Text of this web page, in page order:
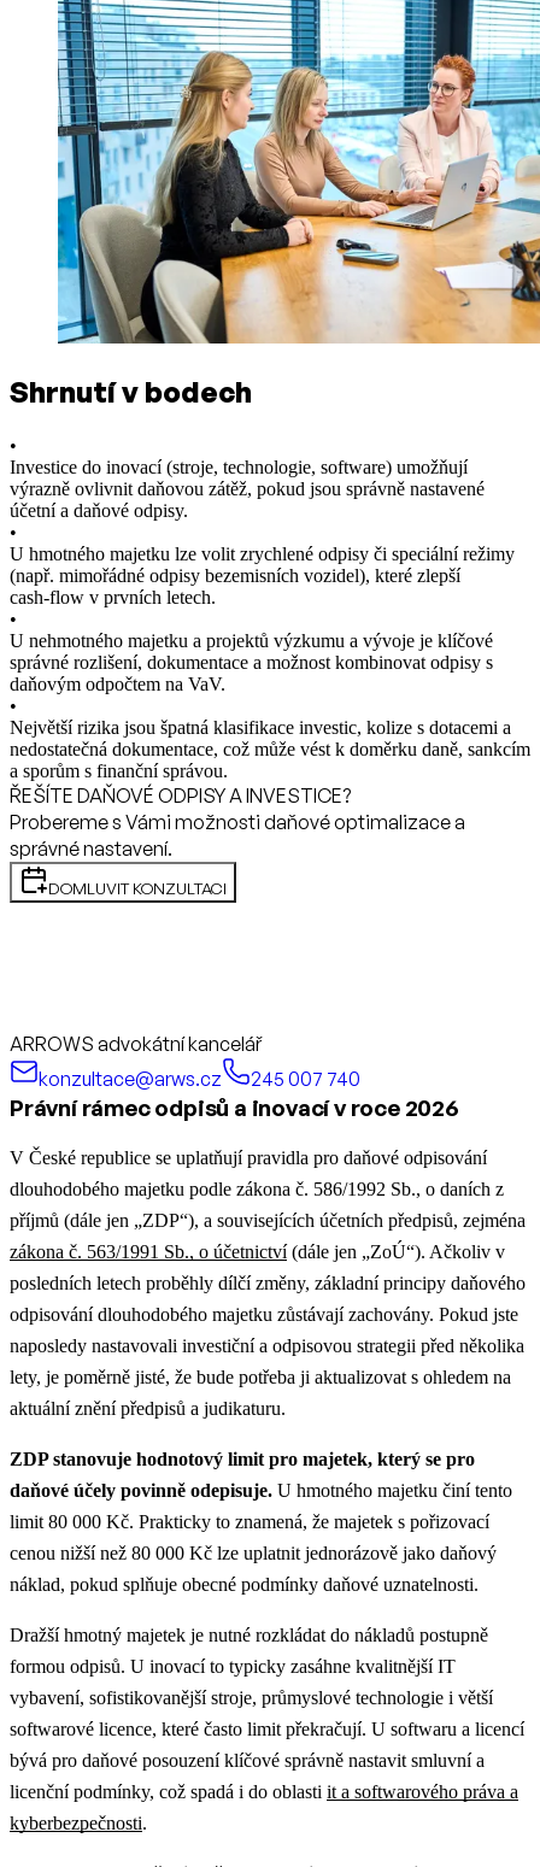
Shrnutí v bodech
•
Investice do inovací (stroje, technologie, software) umožňují
výrazně ovlivnit daňovou zátěž, pokud jsou správně nastavené
účetní a daňové odpisy.
•
U hmotného majetku lze volit zrychlené odpisy či speciální režimy
(např. mimořádné odpisy bezemisních vozidel), které zlepší
cash‑flow v prvních letech.
•
U nehmotného majetku a projektů výzkumu a vývoje je klíčové
správné rozlišení, dokumentace a možnost kombinovat odpisy s
daňovým odpočtem na VaV.
•
Největší rizika jsou špatná klasifikace investic, kolize s dotacemi a
nedostatečná dokumentace, což může vést k doměrku daně, sankcím
a sporům s finanční správou.
ŘEŠÍTE DAŇOVÉ ODPISY A INVESTICE?
Probereme s Vámi možnosti daňové optimalizace a
správné nastavení.
DOMLUVIT KONZULTACI
ARROWS advokátní kancelář
konzultace@arws.cz
245 007 740
Právní rámec odpisů a inovací v roce 2026
V České republice se uplatňují pravidla pro daňové odpisování
dlouhodobého majetku podle zákona č. 586/1992 Sb., o daních z
příjmů (dále jen „ZDP“), a souvisejících účetních předpisů, zejména
zákona č. 563/1991 Sb., o účetnictví(dále jen „ZoÚ“). Ačkoliv v
posledních letech proběhly dílčí změny, základní principy daňového
odpisování dlouhodobého majetku zůstávají zachovány. Pokud jste
naposledy nastavovali investiční a odpisovou strategii před několika
lety, je poměrně jisté, že bude potřeba ji aktualizovat s ohledem na
aktuální znění předpisů a judikaturu.
ZDP stanovuje hodnotový limit pro majetek, který se pro
daňové účely povinně odepisuje. U hmotného majetku činí tento
limit 80 000 Kč. Prakticky to znamená, že majetek s pořizovací
cenou nižší než 80 000 Kč lze uplatnit jednorázově jako daňový
náklad, pokud splňuje obecné podmínky daňové uznatelnosti.
Dražší hmotný majetek je nutné rozkládat do nákladů postupně
formou odpisů. U inovací to typicky zasáhne kvalitnější IT
vybavení, sofistikovanější stroje, průmyslové technologie i větší
softwarové licence, které často limit překračují. U softwaru a licencí
bývá pro daňové posouzení klíčové správně nastavit smluvní a
licenční podmínky, což spadá i do oblasti it a softwarového práva a
kyberbezpečnosti.